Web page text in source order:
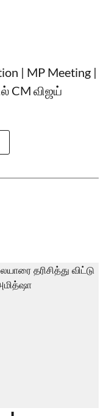
| MP Meeting |
CM விஜய்